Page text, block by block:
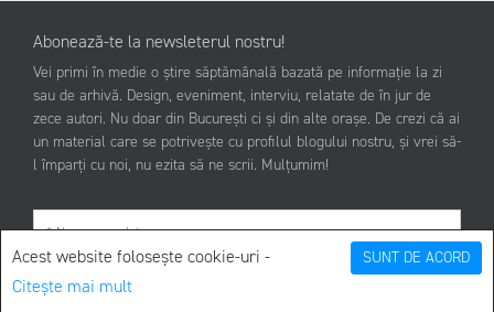
SUNT DE ACORD
Acest website folosește cookie-uri -
Citește mai mult
Abonează-te la newsleterul nostru!
Vei primi în medie o știre săptămânală bazată pe informație la zi
sau de arhivă. Design, eveniment, interviu, relatate de în jur de
zece autori. Nu doar din București ci și din alte orașe. De crezi că ai
un material care se potrivește cu profilul blogului nostru, și vrei să-
l împarți cu noi, nu ezita să ne scrii. Mulțumim!